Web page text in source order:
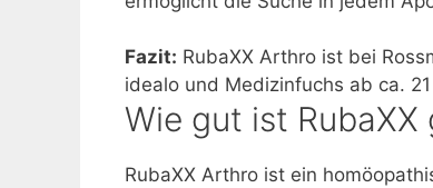
Fazit: RubaXX Arthro ist bei
idealo und Medizinfuchs ab ca.
Wie gut ist
RubaXX Arthro ist ein